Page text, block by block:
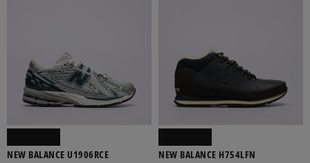
NEW BALANCE U1906RCE NEW BALANCE H754LFN